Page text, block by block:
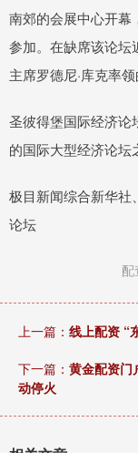
南郊的会展中心开幕
参加。在缺席该论坛
主席罗德尼·库克率
圣彼得堡国际经济论
的国际大型经济论坛
极目新闻综合新华社
论坛
配
上一篇： 线上配资 “
下一篇： 黄金配资门
动停火